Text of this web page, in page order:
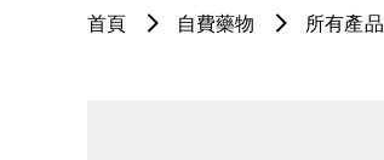
首頁 自費藥物 所有產品